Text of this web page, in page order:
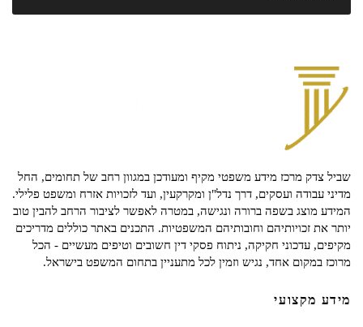
שביל צדק מרכז מידע משפטי מקיף ומעודכן במגוון רחב של תחומים, החל
מדיני עבודה ועסקים, דרך נדל"ן ומקרקעין, ועד לזכויות אזרח ומשפט פלילי.
המידע מוצג בשפה ברורה ונגישה, במטרה לאפשר לציבור הרחב להבין טוב
יותר את זכויותיהם וחובותיהם המשפטיות. התכנים באתר כוללים מדריכים
מקיפים, עדכוני חקיקה, ניתוח פסקי דין חשובים וטיפים מעשיים - הכל
מרוכז במקום אחד, נגיש וזמין לכל מתעניין בתחום המשפט בישראל.
מידע מקצועי